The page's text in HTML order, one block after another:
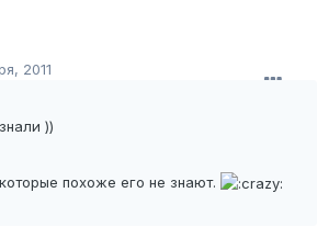
2011
))
похоже его не знают.